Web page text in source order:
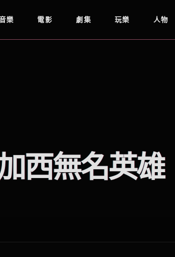
樂 電影 劇集 玩樂 人物
西無名英雄